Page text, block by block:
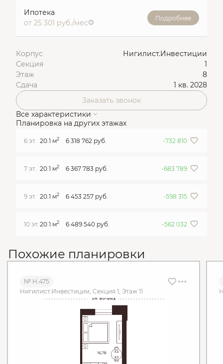
Ипотека
от 25 301 руб./мес
Подробнее
Корпус
Нигилист.Инвестиции
Секция
1
Этаж
8
Сдача
1 кв. 2028
Заказать звонок
Все характеристики
Планировка на других этажах
6 эт. 20.1 м2 6 318 762 руб. -732 810
7 эт. 20.1 м2 6 367 783 руб. -683 789
9 эт. 20.1 м2 6 453 257 руб. -598 315
10 эт. 20.1 м2 6 489 540 руб. -562 032
Похожие планировки
№ Н.475
Нигилист.Инвестиции, Секция 1, Этаж 11